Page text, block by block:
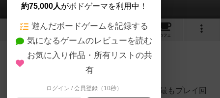
69 25 161
カフェ
916名 10名 0 9ヶ月前
10歳の娘の一番のお気に入り で、我が家で最もプレイ回
約75,000人がボドゲーマを利用中！
遊んだボードゲームを記録する
気になるゲームのレビューを読む
お気に入り作品・所有リストの共
有
ログイン / 会員登録（10秒）